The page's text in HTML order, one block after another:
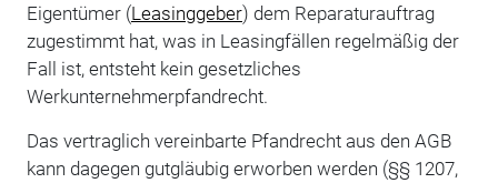
Eigentümer (Leasinggeber) dem Reparaturauftrag
zugestimmt hat, was in Leasingfällen regelmäßig der
Fall ist, entsteht kein gesetzliches
Werkunternehmerpfandrecht.
Das vertraglich vereinbarte Pfandrecht aus den AGB
kann dagegen gutgläubig erworben werden (§§ 1207,